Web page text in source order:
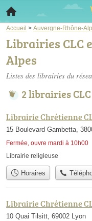
Accueil > Auvergne-Rhône-
Librairies CLC
Alpes
Listes des librairies du
2 librairies
Librairie Chrétienne
15 Boulevard Gambetta,
Fermée, ouvre mardi à 10h00
Librairie religieuse
Horaires
Librairie Chrétienne
10 Quai Tilsitt, 69002 Lyon